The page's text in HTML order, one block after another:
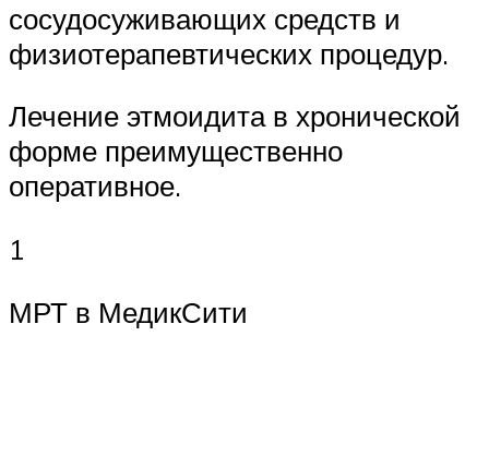
сосудосуживающих средств и
физиотерапевтических процедур.
Лечение этмоидита в хронической
форме преимущественно
оперативное.
1
МРТ в МедикСити